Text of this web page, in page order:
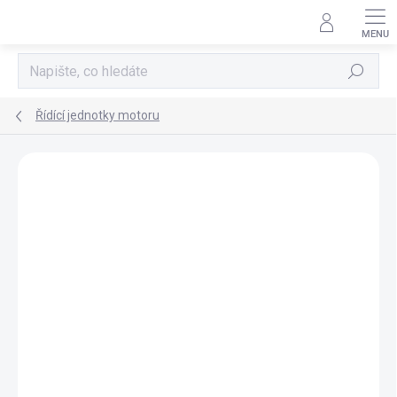
Hledat
Řídící jednotky motoru